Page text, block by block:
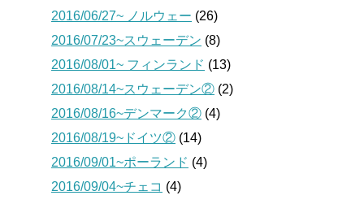
2016/06/27~ ノルウェー (26)
2016/07/23~スウェーデン (8)
2016/08/01~ フィンランド (13)
2016/08/14~スウェーデン② (2)
2016/08/16~デンマーク② (4)
2016/08/19~ドイツ② (14)
2016/09/01~ポーランド (4)
2016/09/04~チェコ (4)